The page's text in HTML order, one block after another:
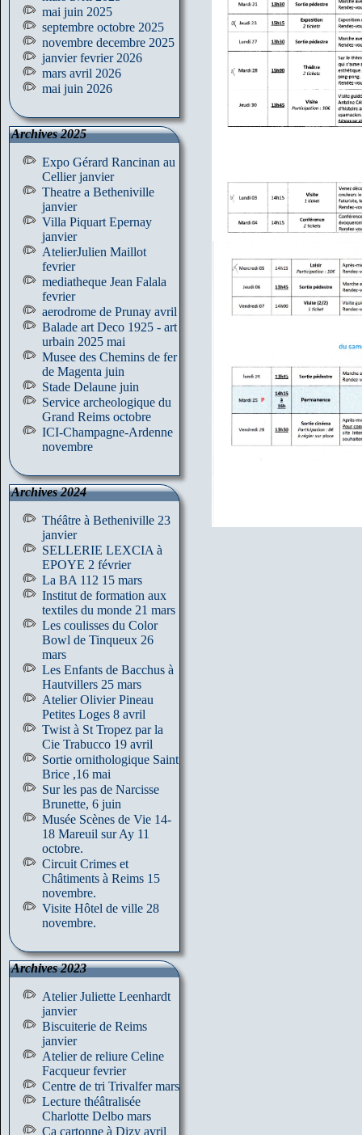
mai juin 2025
septembre octobre 2025
novembre decembre 2025
janvier fevrier 2026
mars avril 2026
mai juin 2026
Archives 2025
Expo Gérard Rancinan au
Cellier janvier
Theatre a Betheniville
janvier
Villa Piquart Epernay
janvier
AtelierJulien Maillot
fevrier
mediatheque Jean Falala
fevrier
aerodrome de Prunay avril
Balade art Deco 1925 - art
urbain 2025 mai
Musee des Chemins de fer
de Magenta juin
Stade Delaune juin
Service archeologique du
Grand Reims octobre
ICI-Champagne-Ardenne
novembre
Archives 2024
Théâtre à Betheniville 23
janvier
SELLERIE LEXCIA à
EPOYE 2 février
La BA 112 15 mars
Institut de formation aux
textiles du monde 21 mars
Les coulisses du Color
Bowl de Tinqueux 26
mars
Les Enfants de Bacchus à
Hautvillers 25 mars
Atelier Olivier Pineau
Petites Loges 8 avril
Twist à St Tropez par la
Cie Trabucco 19 avril
Sortie ornithologique Saint
Brice ,16 mai
Sur les pas de Narcisse
Brunette, 6 juin
Musée Scènes de Vie 14-
18 Mareuil sur Ay 11
octobre.
Circuit Crimes et
Châtiments à Reims 15
novembre.
Visite Hôtel de ville 28
novembre.
Archives 2023
Atelier Juliette Leenhardt
janvier
Biscuiterie de Reims
janvier
Atelier de reliure Celine
Facqueur fevrier
Centre de tri Trivalfer mars
Lecture théâtralisée
Charlotte Delbo mars
Ca cartonne à Dizy avril